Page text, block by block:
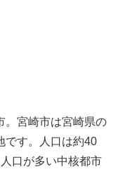
。宮崎市は宮崎県の
です。人口は約40
口が多い中核都市